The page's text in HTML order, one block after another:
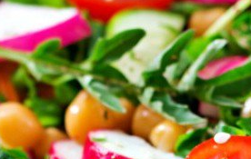
Ruqyah
Rashid Al Afasy Mp3 الرقية
Ruqyah Shariah
Yahudi pada Seorang
Wanita